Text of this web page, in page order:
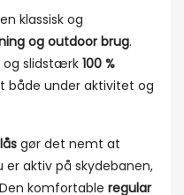
klassisk og
og outdoor brug.
og slidstærk 100 %
både under aktivitet og
gør det nemt at
aktiv på skydebanen,
komfortable regular